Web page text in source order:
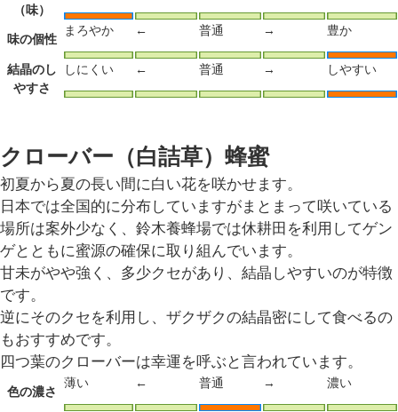
（味）
味の個性
まろやか ← 普通 → 豊か
結晶のし
やすさ
しにくい ← 普通 → しやすい
クローバー（白詰草）蜂蜜
初夏から夏の長い間に白い花を咲かせます。
日本では全国的に分布していますがまとまって咲いている
場所は案外少なく、鈴木養蜂場では休耕田を利用してゲン
ゲとともに蜜源の確保に取り組んでいます。
甘未がやや強く、多少クセがあり、結晶しやすいのが特徴
です。
逆にそのクセを利用し、ザクザクの結晶密にして食べるの
もおすすめです。
四つ葉のクローバーは幸運を呼ぶと言われています。
色の濃さ
薄い ← 普通 → 濃い